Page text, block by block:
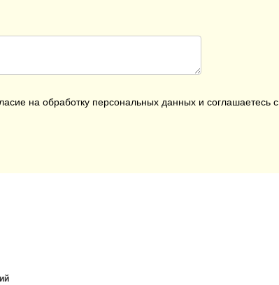
на обработку персональных данных и соглашаетесь с